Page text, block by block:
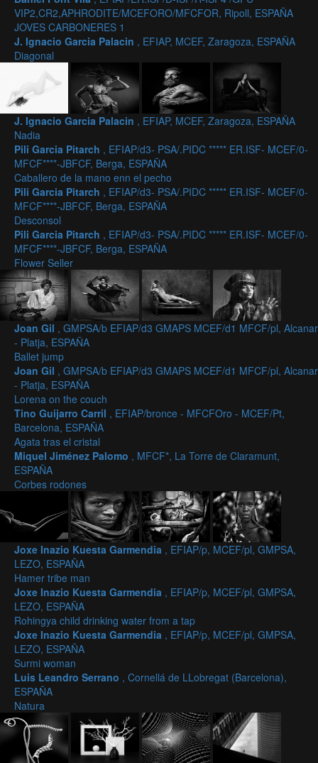
VIP2,CR2,APHRODITE/MCEFORO/MFCFOR, Ripoll, ESPAÑA
JOVES CARBONERES 1
J. Ignacio Garcia Palacin , EFIAP, MCEF, Zaragoza, ESPAÑA
Diagonal
J. Ignacio Garcia Palacin , EFIAP, MCEF, Zaragoza, ESPAÑA
Nadia
Pili Garcia Pitarch , EFIAP/d3- PSA/.PIDC ***** ER.ISF- MCEF/0-
MFCF****-JBFCF, Berga, ESPAÑA
Caballero de la mano enn el pecho
Pili Garcia Pitarch , EFIAP/d3- PSA/.PIDC ***** ER.ISF- MCEF/0-
MFCF****-JBFCF, Berga, ESPAÑA
Desconsol
Pili Garcia Pitarch , EFIAP/d3- PSA/.PIDC ***** ER.ISF- MCEF/0-
MFCF****-JBFCF, Berga, ESPAÑA
Flower Seller
Joan Gil , GMPSA/b EFIAP/d3 GMAPS MCEF/d1 MFCF/pl, Alcanar
- Platja, ESPAÑA
Ballet jump
Joan Gil , GMPSA/b EFIAP/d3 GMAPS MCEF/d1 MFCF/pl, Alcanar
- Platja, ESPAÑA
Lorena on the couch
Tino Guijarro Carril , EFIAP/bronce - MFCFOro - MCEF/Pt,
Barcelona, ESPAÑA
Agata tras el cristal
Miquel Jiménez Palomo , MFCF*, La Torre de Claramunt,
ESPAÑA
Corbes rodones
Joxe Inazio Kuesta Garmendia , EFIAP/p, MCEF/pl, GMPSA,
LEZO, ESPAÑA
Hamer tribe man
Joxe Inazio Kuesta Garmendia , EFIAP/p, MCEF/pl, GMPSA,
LEZO, ESPAÑA
Rohingya child drinking water from a tap
Joxe Inazio Kuesta Garmendia , EFIAP/p, MCEF/pl, GMPSA,
LEZO, ESPAÑA
Surmi woman
Luis Leandro Serrano , Cornellá de LLobregat (Barcelona),
ESPAÑA
Natura